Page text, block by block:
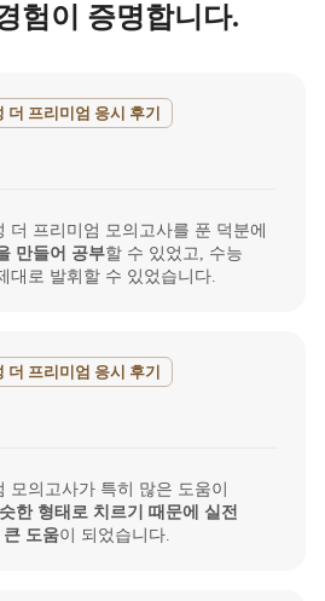
험이 증명합니다.
더 프리미엄 응시 후기
더 프리미엄 모의고사를 푼 덕분에
만들어 공부할 수 있었고, 수능
대로 발휘할 수 있었습니다.
더 프리미엄 응시 후기
모의고사가 특히 많은 도움이
한 형태로 치르기 때문에 실전
큰 도움이 되었습니다.